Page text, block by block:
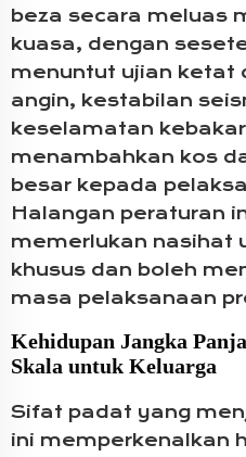
beza secara meluas
kuasa, dengan
menuntut ujian ketat
angin, kestabilan
keselamatan
menambahkan kos
besar kepada
Halangan peraturan
memerlukan nasihat
khusus dan boleh
masa pelaksanaan
Kehidupan Jangka
Skala untuk Keluarga
Sifat padat yang
ini memperkenalkan